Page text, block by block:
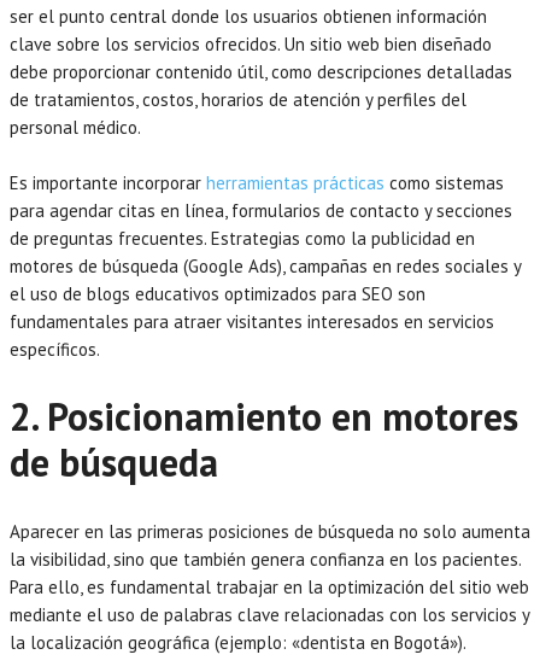
ser el punto central donde los usuarios obtienen información
clave sobre los servicios ofrecidos. Un sitio web bien diseñado
debe proporcionar contenido útil, como descripciones detalladas
de tratamientos, costos, horarios de atención y perfiles del
personal médico.
Es importante incorporar herramientas prácticas como sistemas
para agendar citas en línea, formularios de contacto y secciones
de preguntas frecuentes. Estrategias como la publicidad en
motores de búsqueda (Google Ads), campañas en redes sociales y
el uso de blogs educativos optimizados para SEO son
fundamentales para atraer visitantes interesados en servicios
específicos.
2. Posicionamiento en motores
de búsqueda
Aparecer en las primeras posiciones de búsqueda no solo aumenta
la visibilidad, sino que también genera confianza en los pacientes.
Para ello, es fundamental trabajar en la optimización del sitio web
mediante el uso de palabras clave relacionadas con los servicios y
la localización geográfica (ejemplo: «dentista en Bogotá»).